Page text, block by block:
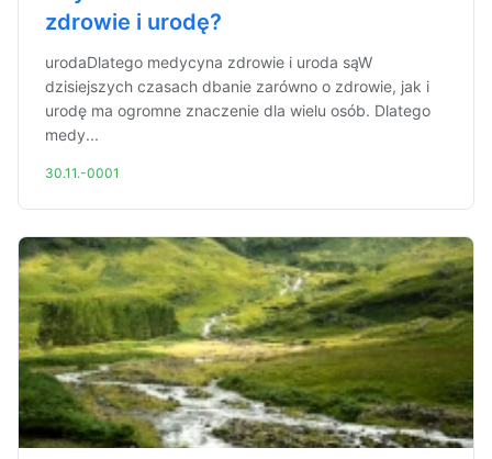
zdrowie i urodę?
urodaDlatego medycyna zdrowie i uroda sąW
dzisiejszych czasach dbanie zarówno o zdrowie, jak i
urodę ma ogromne znaczenie dla wielu osób. Dlatego
medy...
30.11.-0001